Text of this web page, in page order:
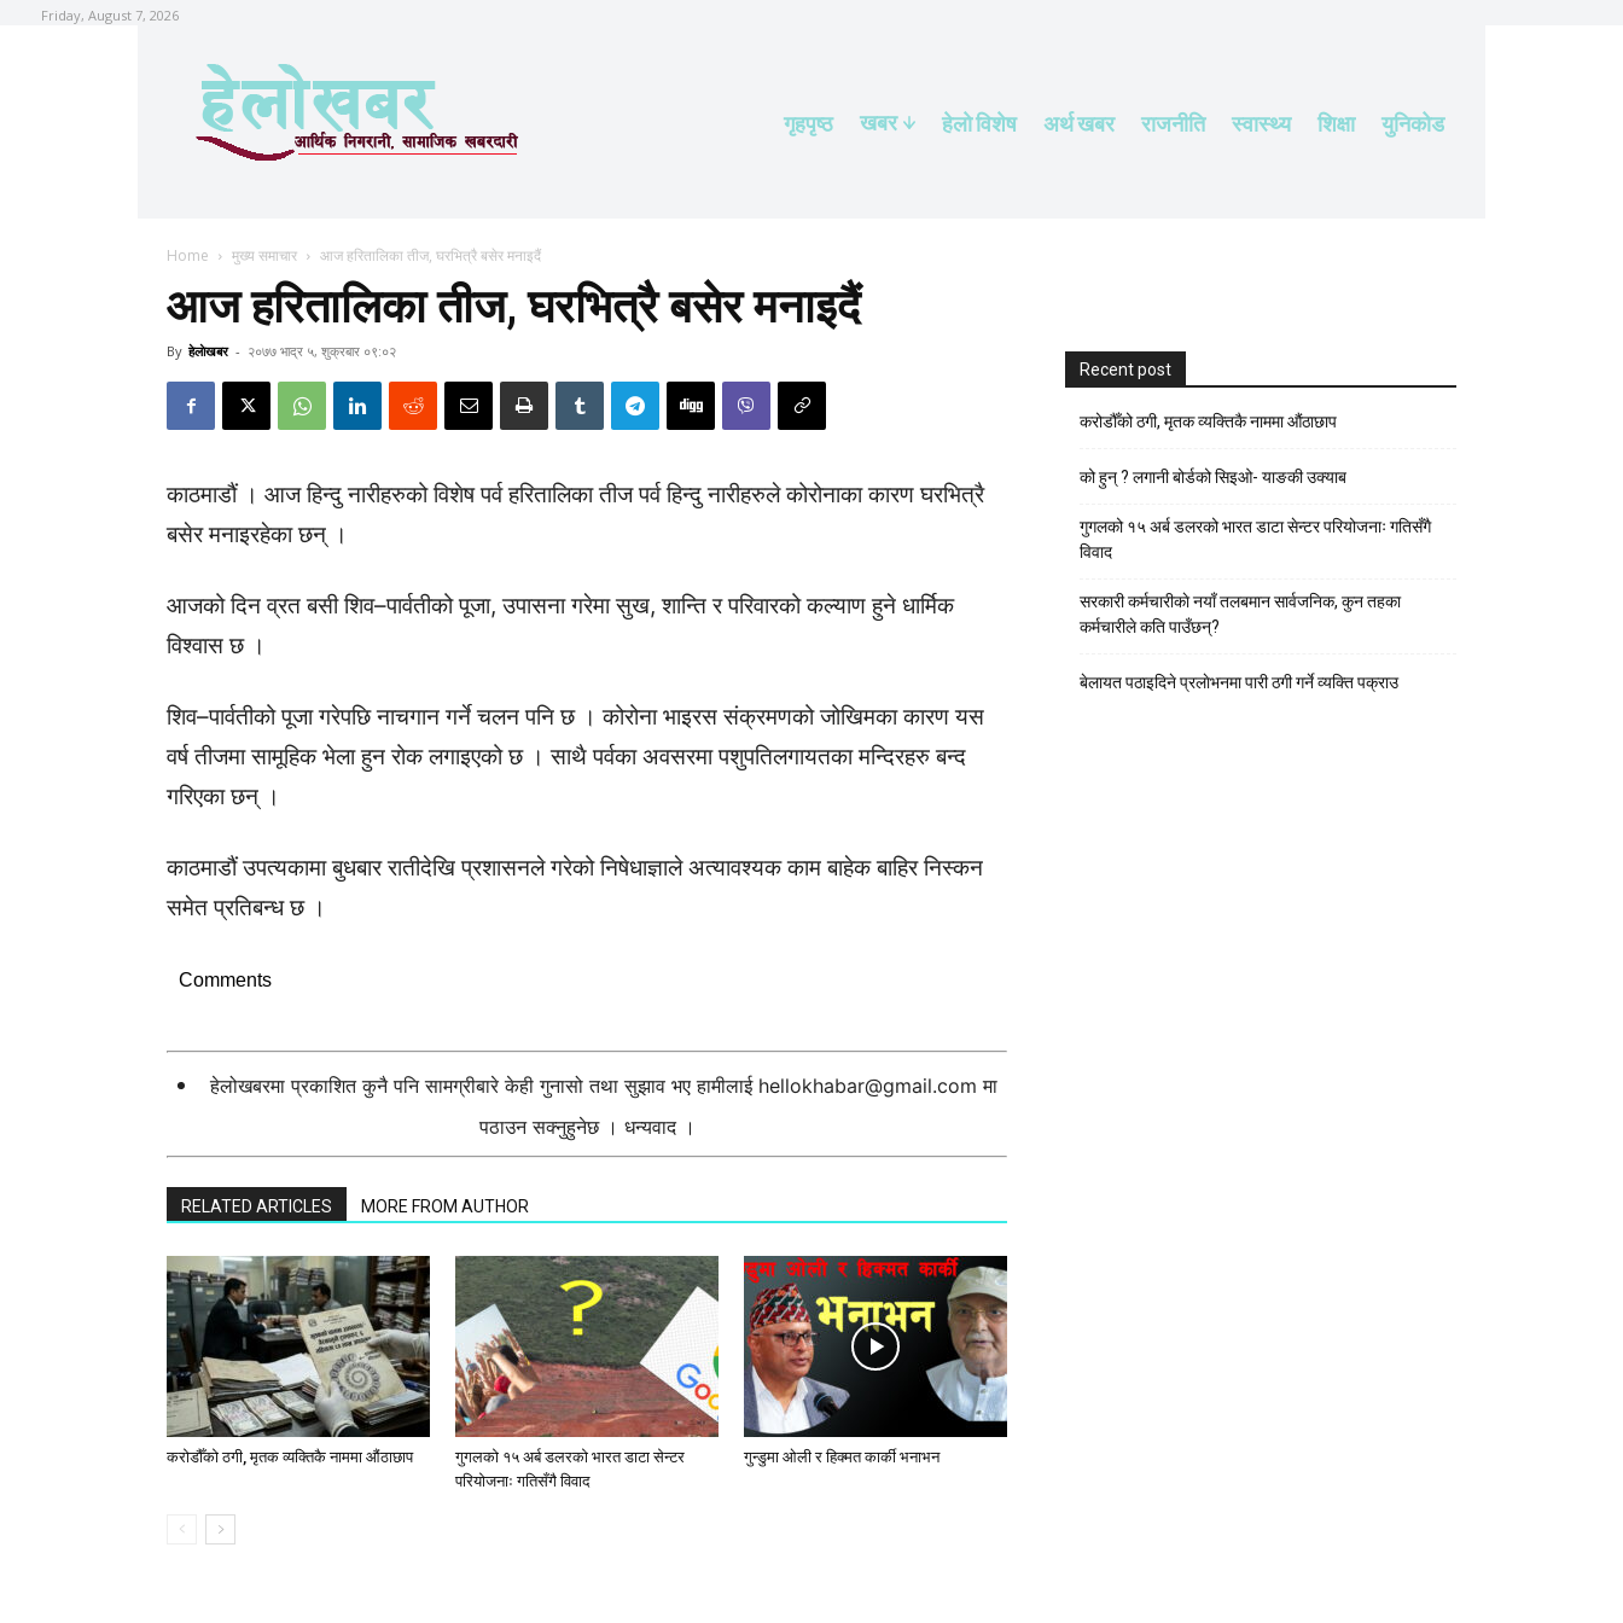
Friday, August 7, 2026
गृहपृष्ठ खबर हेलाे विशेष अर्थ खबर राजनीति स्वास्थ्य शिक्षा युनिकोड
Home मुख्य समाचार आज हरितालिका तीज, घरभित्रै बसेर मनाइदैं
आज हरितालिका तीज, घरभित्रै बसेर मनाइदैं
By हेलाेखबर - २०७७ भाद्र ५, शुक्रबार ०९:०२
काठमाडौं । आज हिन्दु नारीहरुको विशेष पर्व हरितालिका तीज पर्व हिन्दु नारीहरुले कोरोनाका कारण घरभित्रै
बसेर मनाइरहेका छन् ।
आजको दिन व्रत बसी शिव–पार्वतीको पूजा, उपासना गरेमा सुख, शान्ति र परिवारको कल्याण हुने धार्मिक
विश्वास छ ।
शिव–पार्वतीको पूजा गरेपछि नाचगान गर्ने चलन पनि छ । कोरोना भाइरस संक्रमणको जोखिमका कारण यस
वर्ष तीजमा सामूहिक भेला हुन रोक लगाइएको छ । साथै पर्वका अवसरमा पशुपतिलगायतका मन्दिरहरु बन्द
गरिएका छन् ।
काठमाडौं उपत्यकामा बुधबार रातीदेखि प्रशासनले गरेको निषेधाज्ञाले अत्यावश्यक काम बाहेक बाहिर निस्कन
समेत प्रतिबन्ध छ ।
Comments
हेलोखबरमा प्रकाशित कुनै पनि सामग्रीबारे केही गुनासो तथा सुझाव भए हामीलाई hellokhabar@gmail.com मा
पठाउन सक्नुहुनेछ । धन्यवाद ।
RELATED ARTICLES MORE FROM AUTHOR
करोडौँको ठगी, मृतक व्यक्तिकै नाममा औंठाछाप
गुगलको १५ अर्ब डलरको भारत डाटा सेन्टर
परियोजनाः गतिसँगै विवाद
गुन्डुमा ओली र हिक्मत कार्की भनाभन
Recent post
करोडौँको ठगी, मृतक व्यक्तिकै नाममा औंठाछाप
को हुन् ? लगानी बोर्डको सिइओ- याङकी उक्याब
गुगलको १५ अर्ब डलरको भारत डाटा सेन्टर परियोजनाः गतिसँगै
विवाद
सरकारी कर्मचारीकाे नयाँ तलबमान सार्वजनिक, कुन तहका
कर्मचारीले कति पाउँछन्?
बेलायत पठाइदिने प्रलाेभनमा पारी ठगी गर्ने व्यक्ति पक्राउ